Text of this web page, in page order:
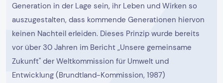
Generation in der Lage sein, ihr Leben und Wirken so
auszugestalten, dass kommende Generationen hiervon
keinen Nachteil erleiden. Dieses Prinzip wurde bereits
vor über 30 Jahren im Bericht „Unsere gemeinsame
Zukunft" der Weltkommission für Umwelt und
Entwicklung (Brundtland-Kommission, 1987)